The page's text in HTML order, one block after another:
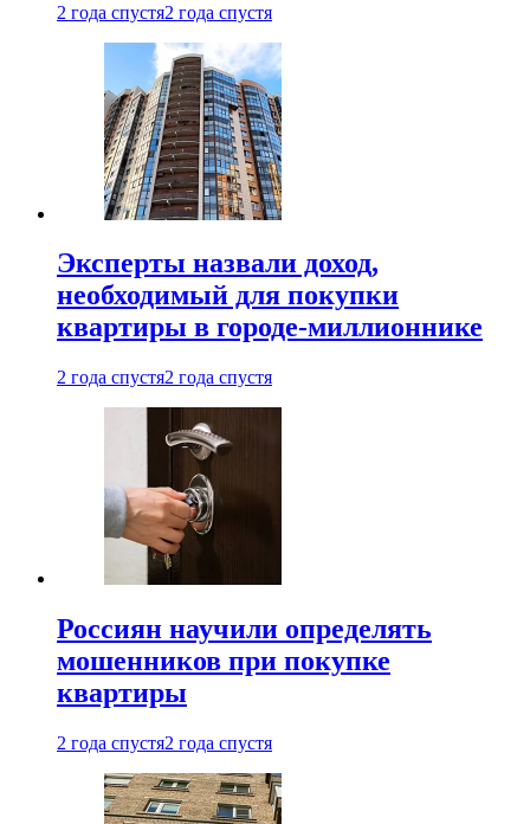
2 года спустя2 года спустя
Эксперты назвали доход,
необходимый для покупки
квартиры в городе-миллионнике
2 года спустя2 года спустя
Россиян научили определять
мошенников при покупке
квартиры
2 года спустя2 года спустя